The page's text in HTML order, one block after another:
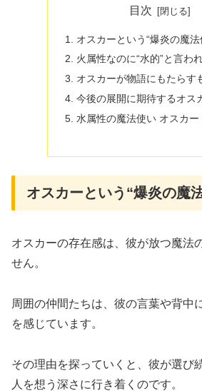
目次
オスカーという“爆炎の魔
火属性なのに“水的”と言わ
オスカーが物語にもたらす
今後の展開に期待するオス
水属性の魔法使い オスカー
オスカーという“爆炎の魔
オスカーの存在感は、彼が放つ魔法
せん。
周囲の仲間たちは、彼の言葉や背中
を感じています。
その理由を探っていくと、彼が選び
人を想う深さに行き着くのです。